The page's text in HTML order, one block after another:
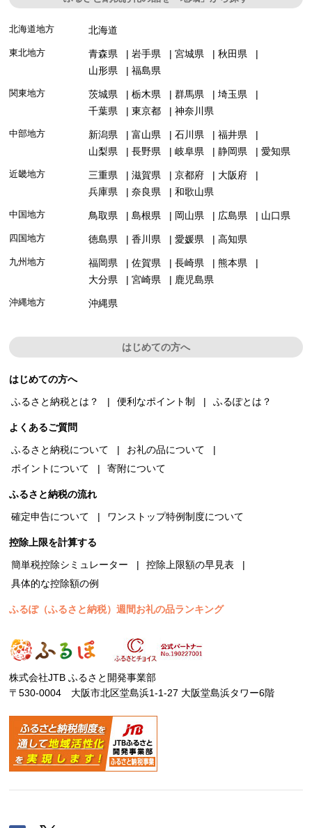
北海道地方 北海道
東北地方 青森県 岩手県 宮城県
秋田県
山形県
福島県
関東地方 茨城県 栃木県 群馬県
埼玉県
千葉県
東京都 神奈川県
中部地方 新潟県 富山県 石川県
福井県
山梨県
長野県 岐阜県 静岡県 愛知県
近畿地方 三重県 滋賀県 京都府
大阪府
兵庫県
奈良県 和歌山県
中国地方 鳥取県 島根県 岡山県 広島県 山口県
四国地方 徳島県 香川県 愛媛県 高知県
九州地方 福岡県 佐賀県 長崎県
熊本県
大分県
宮崎県 鹿児島県
沖縄地方 沖縄県
はじめての方へ
はじめての方へ
ふるさと納税とは？
便利なポイント制 ふるぽとは？
よくあるご質問
ふるさと納税について
お礼の品について
ポイントについて
寄附について
ふるさと納税の流れ
確定申告について
ワンストップ特例制度について
控除上限を計算する
簡単税控除シミュレーター
控除上限額の早見表
具体的な控除額の例
ふるぽ（ふるさと納税）週間お礼の品ランキング
株式会社JTB ふるさと開発事業部
〒530-0004 大阪市北区堂島浜1-1-27 大阪堂島浜タワー6階